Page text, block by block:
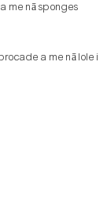
me nā sponges
a me nā lole i